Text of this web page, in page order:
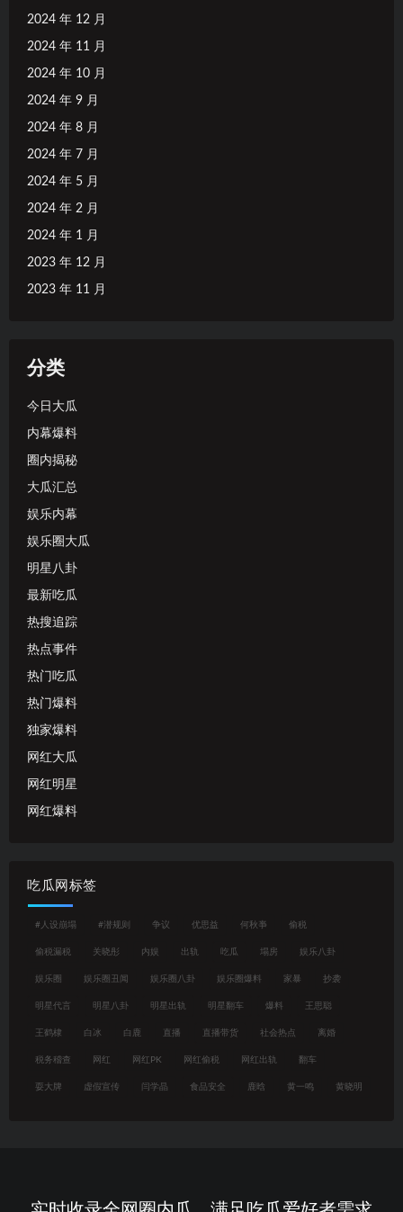
2024 年 12 月
2024 年 11 月
2024 年 10 月
2024 年 9 月
2024 年 8 月
2024 年 7 月
2024 年 5 月
2024 年 2 月
2024 年 1 月
2023 年 12 月
2023 年 11 月
分类
今日大瓜
内幕爆料
圈内揭秘
大瓜汇总
娱乐内幕
娱乐圈大瓜
明星八卦
最新吃瓜
热搜追踪
热点事件
热门吃瓜
热门爆料
独家爆料
网红大瓜
网红明星
网红爆料
吃瓜网标签
#人设崩塌 #潜规则 争议 优思益 何秋亊 偷税
偷税漏税 关晓彤 内娱 出轨 吃瓜 塌房 娱乐八卦
娱乐圈 娱乐圈丑闻 娱乐圈八卦 娱乐圈爆料 家暴 抄袭
明星代言 明星八卦 明星出轨 明星翻车 爆料 王思聪
王鹤棣 白冰 白鹿 直播 直播带货 社会热点 离婚
税务稽查 网红 网红PK 网红偷税 网红出轨 翻车
耍大牌 虚假宣传 闫学晶 食品安全 鹿晗 黄一鸣 黄晓明